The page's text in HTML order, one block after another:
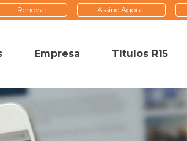
Renovar Assine Agora
Empresa Títulos R15